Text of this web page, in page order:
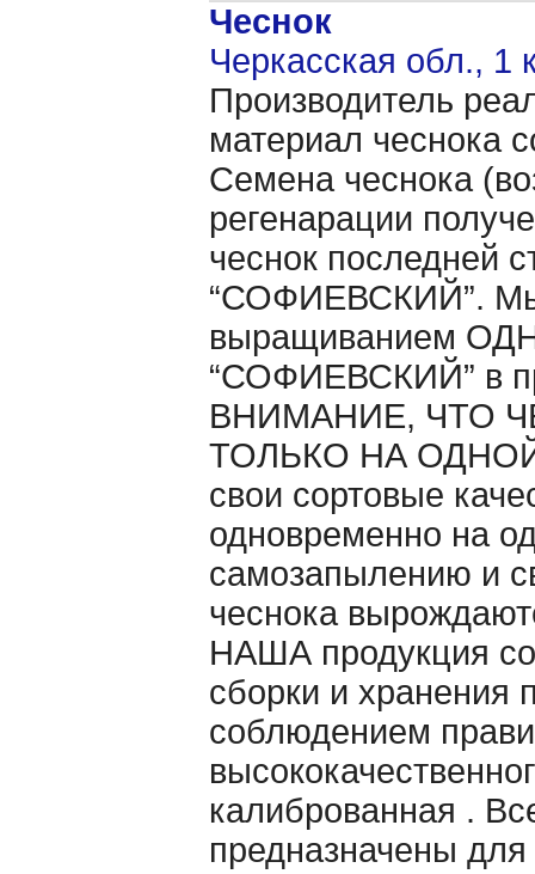
Чеснок
Черкасская обл., 1
Производитель
материал чеснока
Семена чеснока
регенарации
чеснок последней
“СОФИЕВСКИЙ”. Мы
выращиванием
“СОФИЕВСКИЙ” в
ВНИМАНИЕ, ЧТО
ТОЛЬКО НА ОДНОЙ
свои сортовые
одновременно на
самозапылению и
чеснока
НАША продукция
сборки и хранения
cоблюдением
калиброванная .
предназначены